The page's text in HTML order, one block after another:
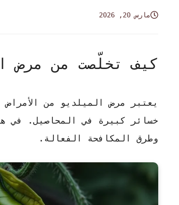
مارس 20, 2026
كيف تخلّصت من مرض
يعتبر مرض الميلديو من
خسائر كبيرة في المحاصيل. في
وطرق المكافحة الفعالة.